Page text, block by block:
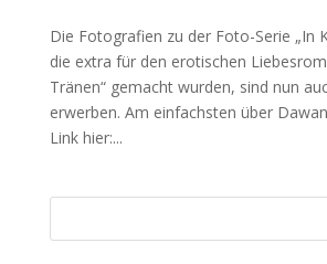
Die Fotografien zu der Foto-Serie „In
die extra für den erotischen
Tränen“ gemacht wurden, sind nun
erwerben. Am einfachsten über
Link hier:...